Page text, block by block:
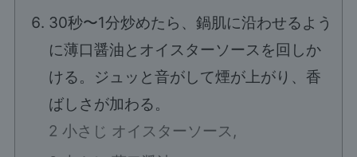
30秒〜1分炒めたら、鍋肌に沿わせるよう
に薄口醤油とオイスターソースを回しか
ける。ジュッと音がして煙が上がり、香
ばしさが加わる。
2 小さじ オイスターソース,